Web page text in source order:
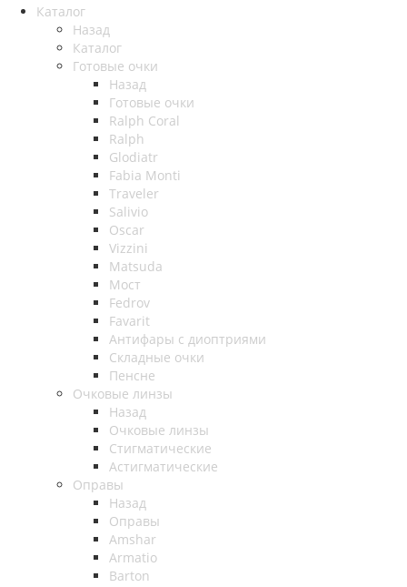
Каталог
Назад
Каталог
Готовые очки
Назад
Готовые очки
Ralph Coral
Ralph
Glodiatr
Fabia Monti
Traveler
Salivio
Oscar
Vizzini
Matsuda
Мост
Fedrov
Favarit
Антифары с диоптриями
Складные очки
Пенсне
Очковые линзы
Назад
Очковые линзы
Стигматические
Астигматические
Оправы
Назад
Оправы
Amshar
Armatio
Barton